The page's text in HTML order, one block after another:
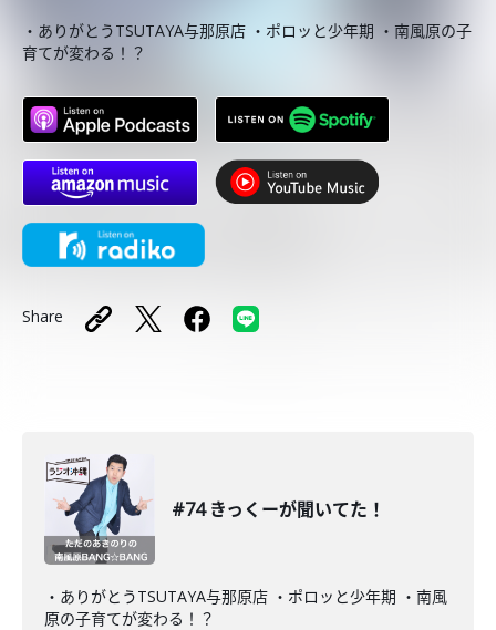
・ありがとうTSUTAYA与那原店 ・ポロッと少年期 ・南風原の子
育てが変わる！？
Share
#74 きっくーが聞いてた！
・ありがとうTSUTAYA与那原店 ・ポロッと少年期 ・南風
原の子育てが変わる！？